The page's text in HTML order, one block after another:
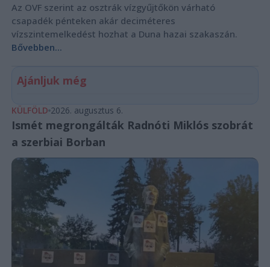
Az OVF szerint az osztrák vízgyűjtőkön várható
csapadék pénteken akár deciméteres
vízszintemelkedést hozhat a Duna hazai szakaszán.
Bővebben...
Ajánljuk még
KÜLFÖLD 2026. augusztus 6.
Ismét megrongálták Radnóti Miklós szobrát
a szerbiai Borban